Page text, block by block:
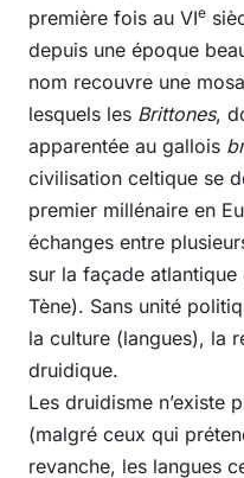
première fois au VIe
depuis une époque
nom recouvre une
lesquels les Brittones,
apparentée au gallois
civilisation celtique se
premier millénaire en
échanges entre
sur la façade atlantique
Tène). Sans unité
la culture (langues), la
druidique.
Les druidisme n’existe
(malgré ceux qui
revanche, les langues